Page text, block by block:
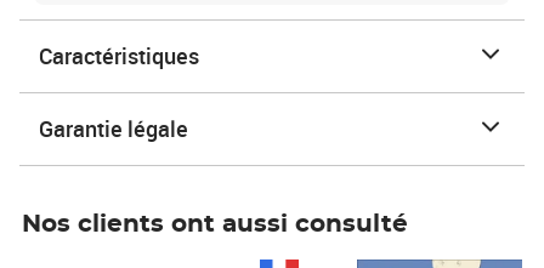
Caractéristiques
Garantie légale
Nos clients ont aussi consulté